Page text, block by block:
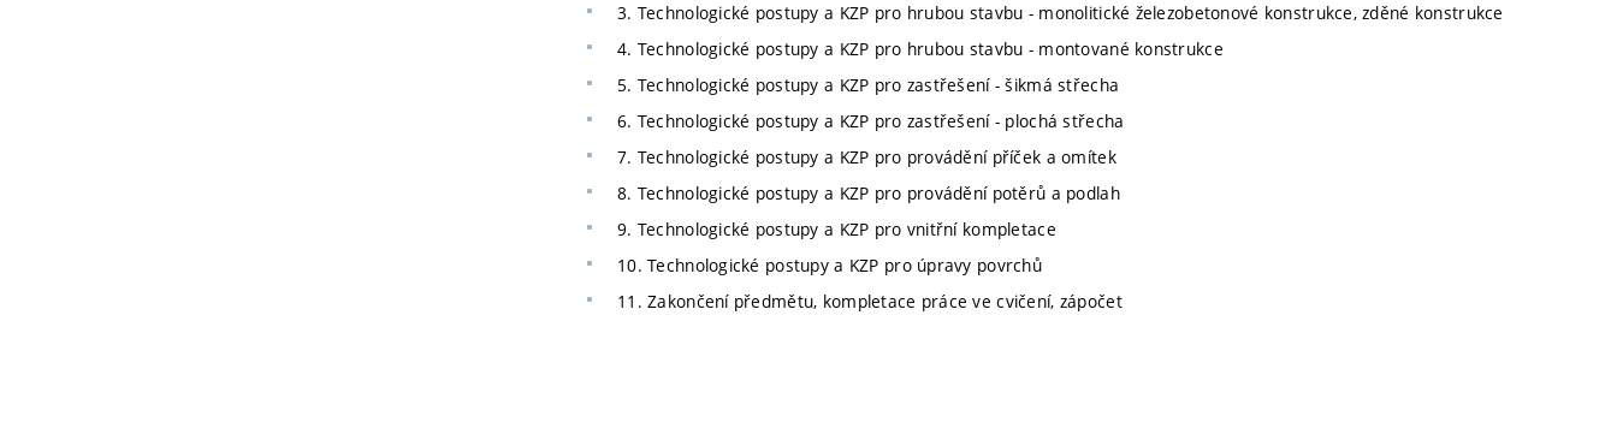
3. Technologické postupy a KZP pro hrubou stavbu - monolitické železobetonové konstrukce, zděné konstrukce
4. Technologické postupy a KZP pro hrubou stavbu - montované konstrukce
5. Technologické postupy a KZP pro zastřešení - šikmá střecha
6. Technologické postupy a KZP pro zastřešení - plochá střecha
7. Technologické postupy a KZP pro provádění příček a omítek
8. Technologické postupy a KZP pro provádění potěrů a podlah
9. Technologické postupy a KZP pro vnitřní kompletace
10. Technologické postupy a KZP pro úpravy povrchů
11. Zakončení předmětu, kompletace práce ve cvičení, zápočet